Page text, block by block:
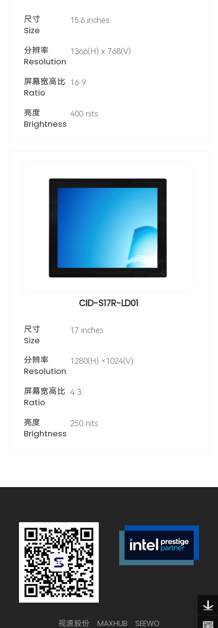
尺寸
Size
15.6 inches
分辨率
Resolution
1366(H) x 768(V)
屏幕宽高比
Ratio
16:9
亮度
Brightness
400 nits
CID-S17R-LD01
尺寸
Size
17 inches
分辨率
Resolution
1280(H) ×1024(V)
屏幕宽高比
Ratio
4:3
亮度
Brightness
250 nits
视源股份 MAXHUB SEEWO